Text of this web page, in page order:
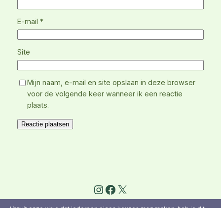
E-mail *
Site
Mijn naam, e-mail en site opslaan in deze browser
voor de volgende keer wanneer ik een reactie
plaats.
Instagram
Facebook
X